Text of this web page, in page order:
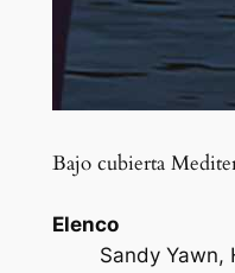
Bajo cubierta
Elenco
Sandy Yawn,